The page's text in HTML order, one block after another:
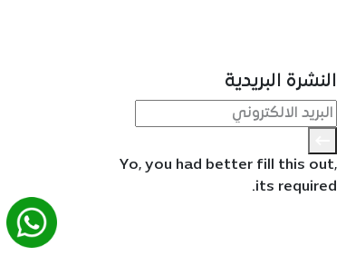
النشرة البريدية
Yo, you had better fill this out,
its required.
Whatsapp